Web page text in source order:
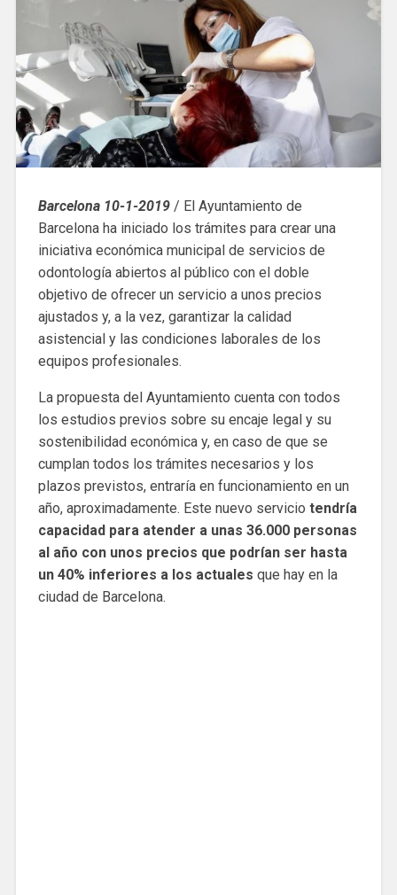
Barcelona 10-1-2019/ El Ayuntamiento de
Barcelona ha iniciado los trámites para crear una
iniciativa económica municipal de servicios de
odontología abiertos al público con el doble
objetivo de ofrecer un servicio a unos precios
ajustados y, a la vez, garantizar la calidad
asistencial y las condiciones laborales de los
equipos profesionales.
La propuesta del Ayuntamiento cuenta con todos
los estudios previos sobre su encaje legal y su
sostenibilidad económica y, en caso de que se
cumplan todos los trámites necesarios y los
plazos previstos, entraría en funcionamiento en un
año, aproximadamente. Este nuevo servicio tendría
capacidad para atender a unas 36.000 personas
al año con unos precios que podrían ser hasta
un 40% inferiores a los actuales que hay en la
ciudad de Barcelona.